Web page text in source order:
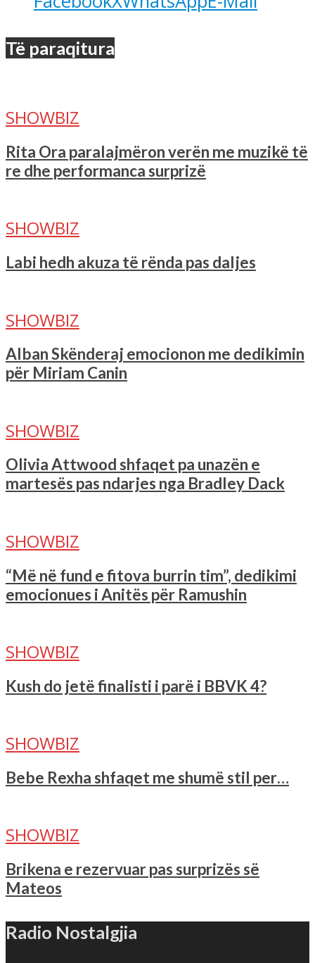
Të paraqitura
SHOWBIZ
Rita Ora paralajmëron verën me muzikë të
re dhe performanca surprizë
SHOWBIZ
Labi hedh akuza të rënda pas daljes
SHOWBIZ
Alban Skënderaj emocionon me dedikimin
për Miriam Canin
SHOWBIZ
Olivia Attwood shfaqet pa unazën e
martesës pas ndarjes nga Bradley Dack
SHOWBIZ
“Më në fund e fitova burrin tim”, dedikimi
emocionues i Anitës për Ramushin
SHOWBIZ
Kush do jetë finalisti i parë i BBVK 4?
SHOWBIZ
Bebe Rexha shfaqet me shumë stil per…
SHOWBIZ
Brikena e rezervuar pas surprizës së
Mateos
Radio Nostalgjia